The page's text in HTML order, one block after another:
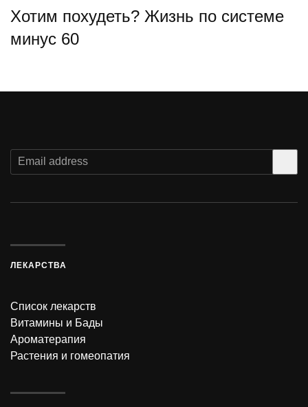
Хотим похудеть? Жизнь по системе
минус 60
ЛЕКАРСТВА
Список лекарств
Витамины и Бады
Ароматерапия
Растения и гомеопатия